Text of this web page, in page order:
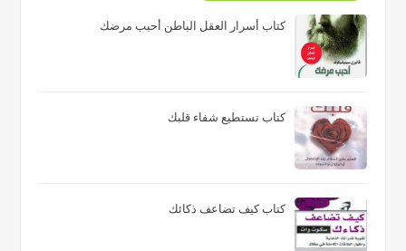
كتاب أسرار العقل الباطن أحبب مرضك
كتاب تستطيع شفاء قلبك
كتاب كيف تضاعف ذكائك